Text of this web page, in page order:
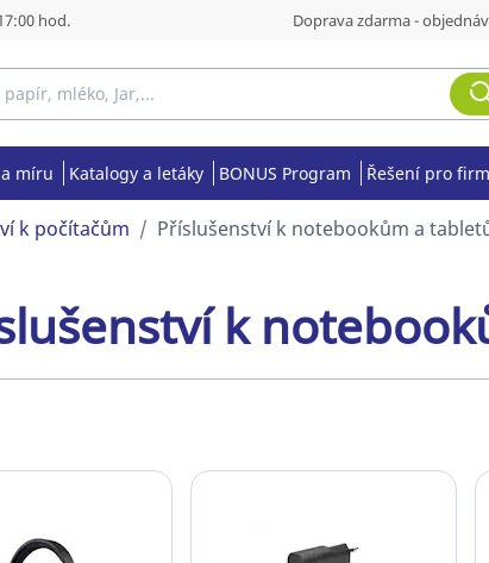
hod. Doprava zdarma -
míru Katalogy a letáky BONUS Program Řešení pro
k počítačům Příslušenství k notebookům a
k